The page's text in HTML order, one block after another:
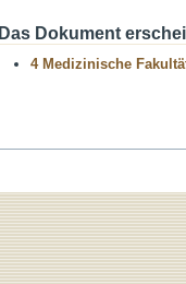
Das Dokument
4 Medizinische